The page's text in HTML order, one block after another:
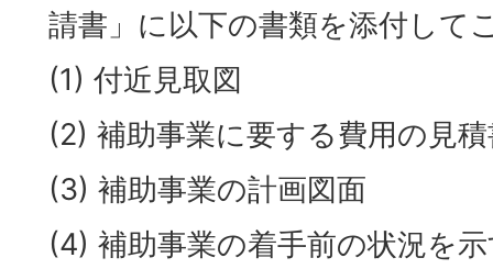
請書」に以下の書類を添付して
(1) 付近見取図
(2) 補助事業に要する費用の見
(3) 補助事業の計画図面
(4) 補助事業の着手前の状況を